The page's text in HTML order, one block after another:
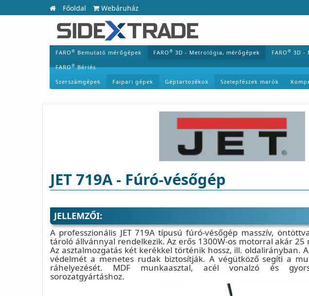
Főoldal Webáruház
FARO® Bemutató mérőgépek FARO® 3D - Metrológia, mérőgépek FARO® 3D -
FARO®Bérlés
Szerszámgépek
Faipari gépek Géptartozékok Szelepfészek marók
JET 719A - Fúró-vésőgép
JELLEMZŐI:
A professzionális JET 719A típusú fúró-vésőgép masszív,
tároló állvánnyal rendelkezik. Az erős 1300W-os motorral akár
Az asztalmozgatás két kerékkel történik hossz, ill. oldalirányban.
védelmét a menetes rudak biztosítják. A végütköző segíti a
ráhelyezését. MDF munkaasztal, acél vonalzó és
sorozatgyártáshoz.